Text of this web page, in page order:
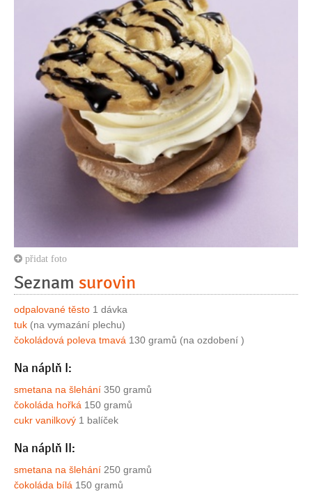
přidat foto
Seznam surovin
odpalované těsto 1 dávka
tuk (na vymazání plechu)
čokoládová poleva tmavá 130 gramů (na ozdobení )
Na náplň I:
smetana na šlehání 350 gramů
čokoláda hořká 150 gramů
cukr vanilkový 1 balíček
Na náplň II:
smetana na šlehání 250 gramů
čokoláda bílá 150 gramů